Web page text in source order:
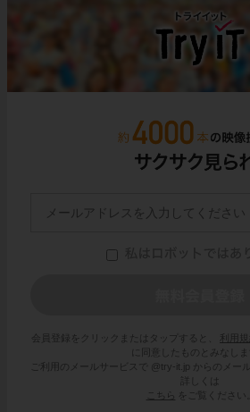
会員登録をクリックまたはタップすると、
利用
に同意したものとみなしま
ご利用のメールサービスで @try-it.jp からのメー
詳しくは
こちら
をご覧ください。